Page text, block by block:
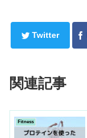
Twitter
関連記事
Fitness